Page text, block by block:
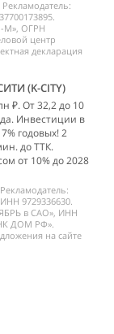
Рекламодатель:
М», ОГРН
центр
декларация
(K-CITY)
₽. От 32,2 до 10
Инвестиции в
годовых! 2
до ТТК.
от 10% до 2028
9729336630.
в САО», ИНН
ДОМ РФ».
на сайте